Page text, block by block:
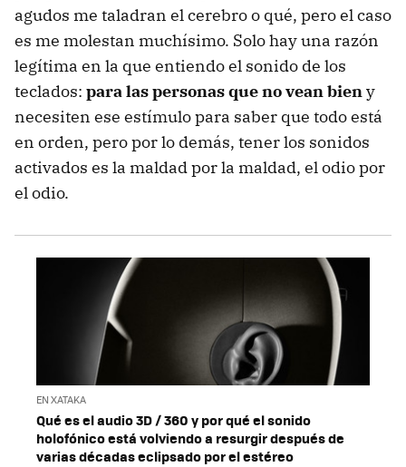
agudos me taladran el cerebro o qué, pero el caso
es me molestan muchísimo. Solo hay una razón
legítima en la que entiendo el sonido de los
teclados: para las personas que no vean bieny
necesiten ese estímulo para saber que todo está
en orden, pero por lo demás, tener los sonidos
activados es la maldad por la maldad, el odio por
el odio.
EN XATAKA
Qué es el audio 3D / 360 y por qué el sonido
holofónico está volviendo a resurgir después de
varias décadas eclipsado por el estéreo